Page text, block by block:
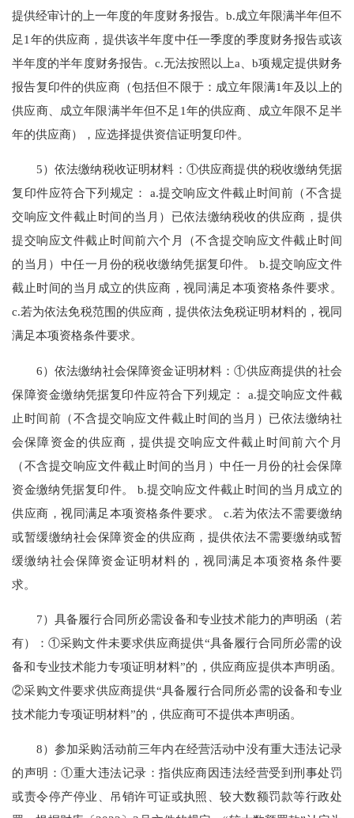
提供经审计的上一年度的年度财务报告。b.成立年限满半年但不
足1年的供应商，提供该半年度中任一季度的季度财务报告或该
半年度的半年度财务报告。c.无法按照以上a、b项规定提供财务
报告复印件的供应商（包括但不限于：成立年限满1年及以上的
供应商、成立年限满半年但不足1年的供应商、成立年限不足半
年的供应商），应选择提供资信证明复印件。
5）依法缴纳税收证明材料：①供应商提供的税收缴纳凭据
复印件应符合下列规定： a.提交响应文件截止时间前（不含提
交响应文件截止时间的当月）已依法缴纳税收的供应商，提供
提交响应文件截止时间前六个月（不含提交响应文件截止时间
的当月）中任一月份的税收缴纳凭据复印件。 b.提交响应文件
截止时间的当月成立的供应商，视同满足本项资格条件要求。
c.若为依法免税范围的供应商，提供依法免税证明材料的，视同
满足本项资格条件要求。
6）依法缴纳社会保障资金证明材料：①供应商提供的社会
保障资金缴纳凭据复印件应符合下列规定： a.提交响应文件截
止时间前（不含提交响应文件截止时间的当月）已依法缴纳社
会保障资金的供应商，提供提交响应文件截止时间前六个月
（不含提交响应文件截止时间的当月）中任一月份的社会保障
资金缴纳凭据复印件。 b.提交响应文件截止时间的当月成立的
供应商，视同满足本项资格条件要求。 c.若为依法不需要缴纳
或暂缓缴纳社会保障资金的供应商，提供依法不需要缴纳或暂
缓缴纳社会保障资金证明材料的，视同满足本项资格条件要
求。
7）具备履行合同所必需设备和专业技术能力的声明函（若
有）：①采购文件未要求供应商提供“具备履行合同所必需的设
备和专业技术能力专项证明材料”的，供应商应提供本声明函。
②采购文件要求供应商提供“具备履行合同所必需的设备和专业
技术能力专项证明材料”的，供应商可不提供本声明函。
8）参加采购活动前三年内在经营活动中没有重大违法记录
的声明：①重大违法记录：指供应商因违法经营受到刑事处罚
或责令停产停业、吊销许可证或执照、较大数额罚款等行政处